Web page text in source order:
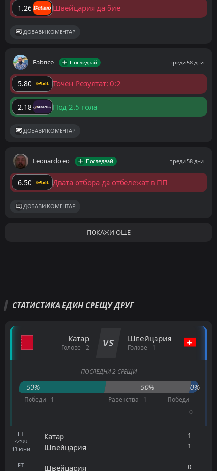
1.26 Швейцария да бие
ДОБАВИ КОМЕНТАР
Fabrice Последвай преди 58 дни
5.80 Точен Резултат: 0:2
2.18 Под 2.5 гола
ДОБАВИ КОМЕНТАР
Leonardoleo Последвай преди 58 дни
6.50 Двата отбора да отбележат в ПП
ДОБАВИ КОМЕНТАР
ПОКАЖИ ОЩЕ
СТАТИСТИКА ЕДИН СРЕЩУ ДРУГ
Катар
Голове - 2 VS Швейцария
Голове - 1
ПОСЛЕДНИ 2 СРЕЩИ
50% 50% 0%
Победи - 1 Равенства - 1
Победи -
0
FT
22:00
13 юни
Катар
Швейцария
1
1
FT
Швейцария 0